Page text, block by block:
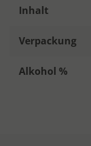
Inhalt
Verpackung
Alkohol %